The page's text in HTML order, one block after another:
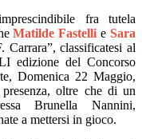
fra tutela
Matilde Fastellie Sara
classificatesi al
edizione del Concorso
Domenica 22 Maggio,
oltre che di un
Brunella Nannini,
a mettersi in gioco.